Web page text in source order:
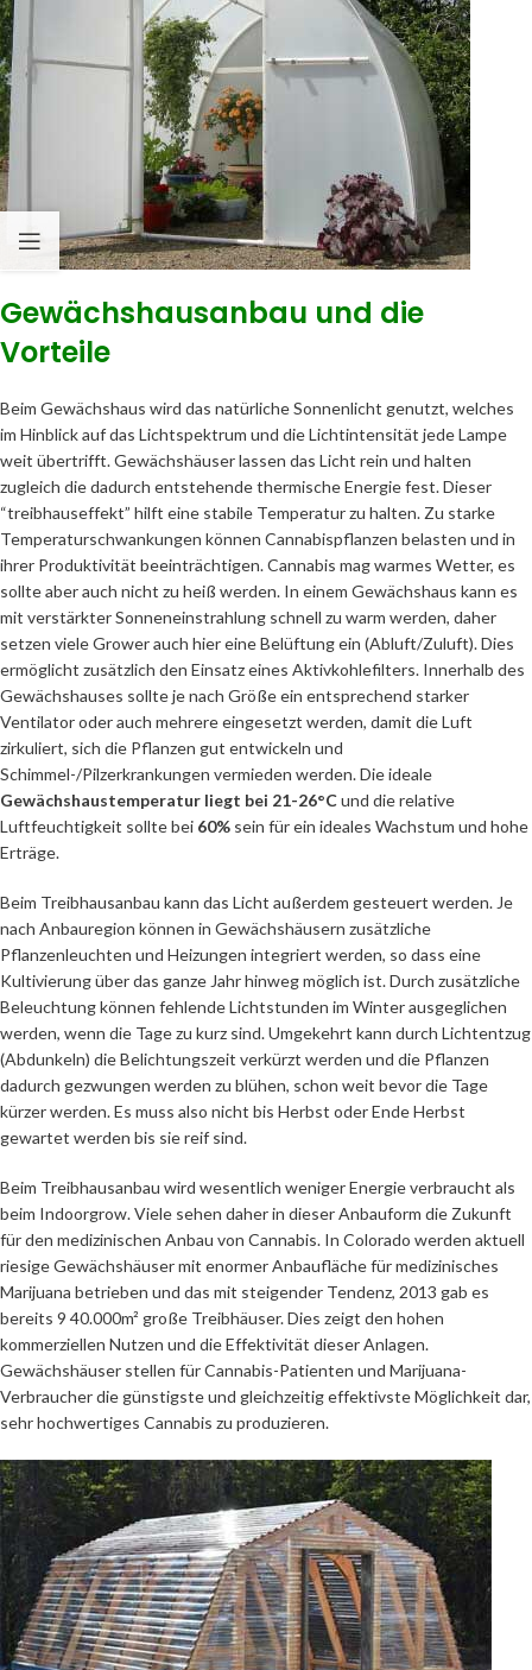
Gewächshausanbau und die
Vorteile
Beim Gewächshaus wird das natürliche Sonnenlicht genutzt, welches
im Hinblick auf das Lichtspektrum und die Lichtintensität jede Lampe
weit übertrifft. Gewächshäuser lassen das Licht rein und halten
zugleich die dadurch entstehende thermische Energie fest. Dieser
“treibhauseffekt” hilft eine stabile Temperatur zu halten. Zu starke
Temperaturschwankungen können Cannabispflanzen belasten und in
ihrer Produktivität beeinträchtigen. Cannabis mag warmes Wetter, es
sollte aber auch nicht zu heiß werden. In einem Gewächshaus kann es
mit verstärkter Sonneneinstrahlung schnell zu warm werden, daher
setzen viele Grower auch hier eine Belüftung ein (Abluft/Zuluft). Dies
ermöglicht zusätzlich den Einsatz eines Aktivkohlefilters. Innerhalb des
Gewächshauses sollte je nach Größe ein entsprechend starker
Ventilator oder auch mehrere eingesetzt werden, damit die Luft
zirkuliert, sich die Pflanzen gut entwickeln und
Schimmel-/Pilzerkrankungen vermieden werden. Die ideale
Gewächshaustemperatur liegt bei 21-26°Cund die relative
Luftfeuchtigkeit sollte bei 60% sein für ein ideales Wachstum und hohe
Erträge.
Beim Treibhausanbau kann das Licht außerdem gesteuert werden. Je
nach Anbauregion können in Gewächshäusern zusätzliche
Pflanzenleuchten und Heizungen integriert werden, so dass eine
Kultivierung über das ganze Jahr hinweg möglich ist. Durch zusätzliche
Beleuchtung können fehlende Lichtstunden im Winter ausgeglichen
werden, wenn die Tage zu kurz sind. Umgekehrt kann durch Lichtentzug
(Abdunkeln) die Belichtungszeit verkürzt werden und die Pflanzen
dadurch gezwungen werden zu blühen, schon weit bevor die Tage
kürzer werden. Es muss also nicht bis Herbst oder Ende Herbst
gewartet werden bis sie reif sind.
Beim Treibhausanbau wird wesentlich weniger Energie verbraucht als
beim Indoorgrow. Viele sehen daher in dieser Anbauform die Zukunft
für den medizinischen Anbau von Cannabis. In Colorado werden aktuell
riesige Gewächshäuser mit enormer Anbaufläche für medizinisches
Marijuana betrieben und das mit steigender Tendenz, 2013 gab es
bereits 9 40.000m² große Treibhäuser. Dies zeigt den hohen
kommerziellen Nutzen und die Effektivität dieser Anlagen.
Gewächshäuser stellen für Cannabis-Patienten und Marijuana-
Verbraucher die günstigste und gleichzeitig effektivste Möglichkeit dar,
sehr hochwertiges Cannabis zu produzieren.